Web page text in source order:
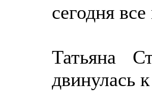
сегодня
Татьяна
двинулась